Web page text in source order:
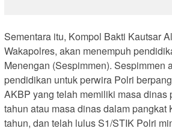
Sementara itu, Kompol Bakti Kautsar
Wakapolres, akan menempuh
Menengan (Sespimmen). Sespimmen
pendidikan untuk perwira Polri
AKBP yang telah memiliki masa dinas
tahun atau masa dinas dalam pangkat
tahun, dan telah lulus S1/STIK Polri